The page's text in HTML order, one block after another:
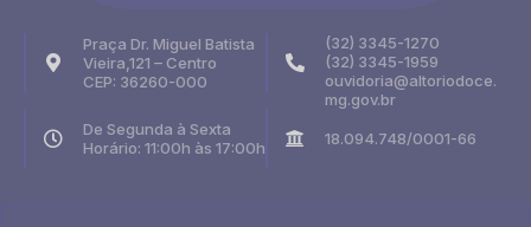
Praça Dr. Miguel Batista
Vieira,121 – Centro
CEP: 36260-000
(32) 3345-1270
(32) 3345-1959
ouvidoria@altoriodoce.
mg.gov.br
De Segunda à Sexta
Horário: 11:00h às 17:00h
18.094.748/0001-66